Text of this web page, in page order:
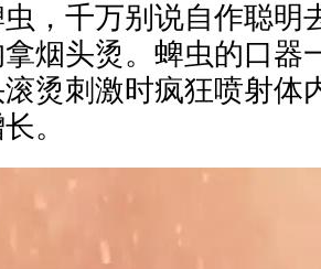
，千万别说自作聪明
烟头烫。蜱虫的口器
烫刺激时疯狂喷射体
。